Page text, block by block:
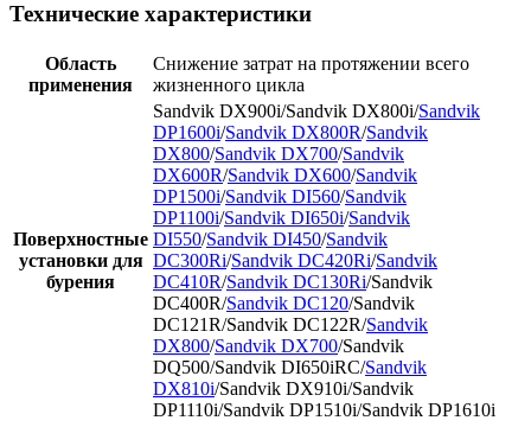
Технические характеристики
Область
применения
Снижение затрат на протяжении всего
жизненного цикла
Поверхностные
установки для
бурения
Sandvik DX900i/Sandvik DX800i/Sandvik
DP1600i/Sandvik DX800R/Sandvik
DX800/Sandvik DX700/Sandvik
DX600R/Sandvik DX600/Sandvik
DP1500i/Sandvik DI560/Sandvik
DP1100i/Sandvik DI650i/Sandvik
DI550/Sandvik DI450/Sandvik
DC300Ri/Sandvik DC420Ri/Sandvik
DC410R/Sandvik DC130Ri/Sandvik
DC400R/Sandvik DC120/Sandvik
DC121R/Sandvik DC122R/Sandvik
DX800/Sandvik DX700/Sandvik
DQ500/Sandvik DI650iRC/Sandvik
DX810i/Sandvik DX910i/Sandvik
DP1110i/Sandvik DP1510i/Sandvik DP1610i